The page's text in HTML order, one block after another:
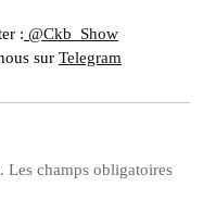
: @Ckb_Show
sur Telegram
Les champs obligatoires